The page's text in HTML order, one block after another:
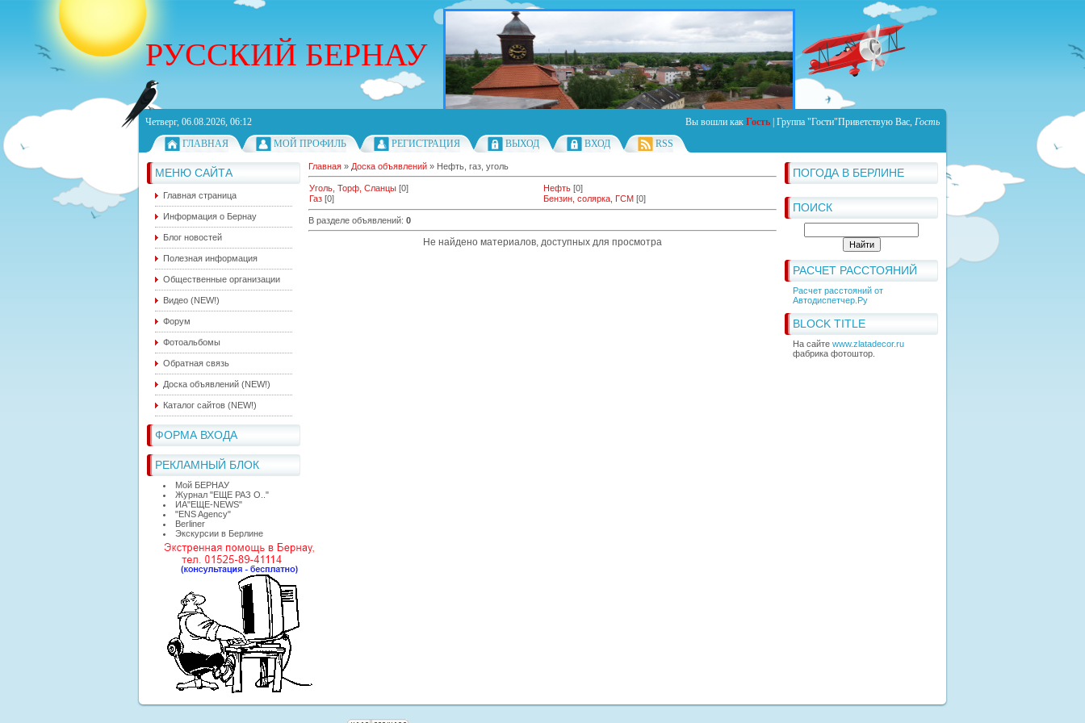
РУССКИЙ БЕРНАУ
Четверг, 06.08.2026, 06:12 Вы вошли как Гость Группа "Гости"Приветствую Вас, Гость
ГЛАВНАЯ
МОЙ ПРОФИЛЬ РЕГИСТРАЦИЯ ВЫХОД ВХОД RSS
МЕНЮ САЙТА
Главная страница
Информация о Бернау
Блог новостей
Полезная информация
Общественные организации
Видео (NEW!)
Форум
Фотоальбомы
Обратная связь
Доска объявлений (NEW!)
Каталог сайтов (NEW!)
ФОРМА ВХОДА
РЕКЛАМНЫЙ БЛОК
Мой БЕРНАУ
Журнал "ЕЩЕ РАЗ О.."
ИА"ЕЩЕ-NEWS"
"ЕNS Agency"
Berliner
Экскурсии в Берлине
ПОГОДА В БЕРЛИНЕ
ПОИСК
РАСЧЕТ РАССТОЯНИЙ
Расчет расстояний от
Автодиспетчер.Ру
BLOCK TITLE
На сайте www.zlatadecor.ru
фабрика фотоштор.
Главная » Доска объявлений » Нефть, газ, уголь
Уголь, Торф, Сланцы [0] Нефть [0]
Газ [0] Бензин, солярка, ГСМ [0]
В разделе объявлений: 0
Не найдено материалов, доступных для просмотра